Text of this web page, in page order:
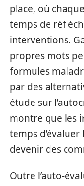
place, où
temps de
interventions.
propres mots
formules
par des
étude sur
montre que les
temps
devenir des
Outre l’auto-